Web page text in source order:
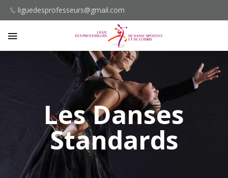
liguedesprofesseurs@gmail.com
Les Danses
Standards